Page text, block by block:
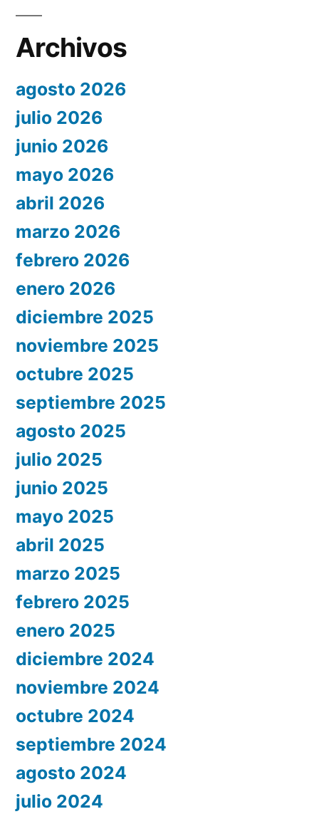
Archivos
agosto 2026
julio 2026
junio 2026
mayo 2026
abril 2026
marzo 2026
febrero 2026
enero 2026
diciembre 2025
noviembre 2025
octubre 2025
septiembre 2025
agosto 2025
julio 2025
junio 2025
mayo 2025
abril 2025
marzo 2025
febrero 2025
enero 2025
diciembre 2024
noviembre 2024
octubre 2024
septiembre 2024
agosto 2024
julio 2024